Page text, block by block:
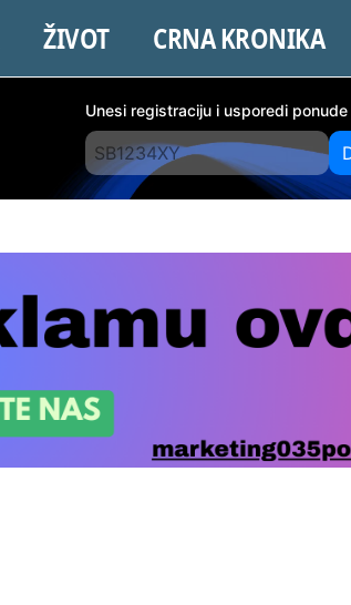
ŽIVOT CRNA KRONIKA
Unesi registraciju i usporedi ponude